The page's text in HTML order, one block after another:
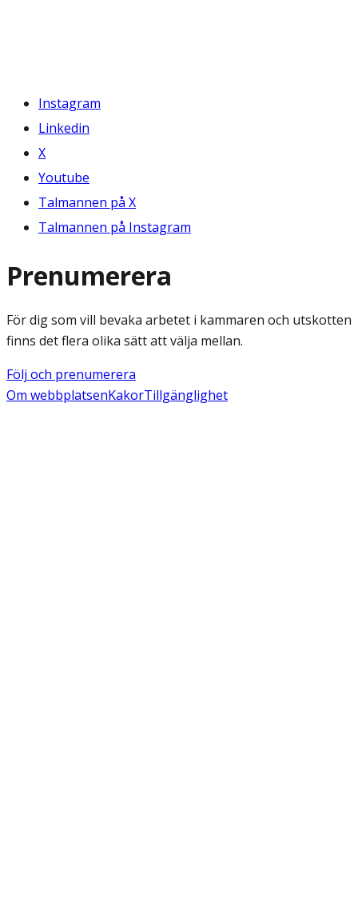
Instagram
Linkedin
X
Youtube
Talmannen på X
Talmannen på Instagram
Prenumerera
För dig som vill bevaka arbetet i kammaren och utskotten
finns det flera olika sätt att välja mellan.
Följ och prenumerera
Om webbplatsenKakorTillgänglighet